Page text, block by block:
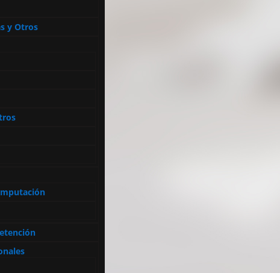
y Otros